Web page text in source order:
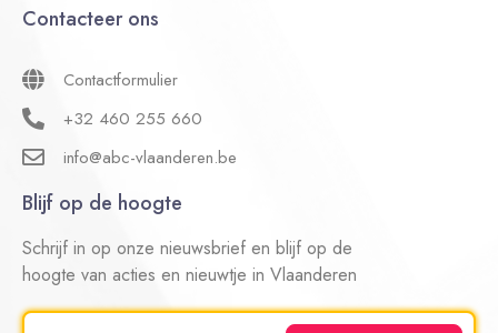
Contacteer ons
Contactformulier
+32 460 255 660
info@abc-vlaanderen.be
Blijf op de hoogte
Schrijf in op onze nieuwsbrief en blijf op de
hoogte van acties en nieuwtje in Vlaanderen